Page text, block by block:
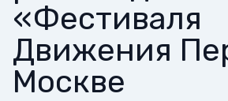
«Фестиваля
Движения
Москве